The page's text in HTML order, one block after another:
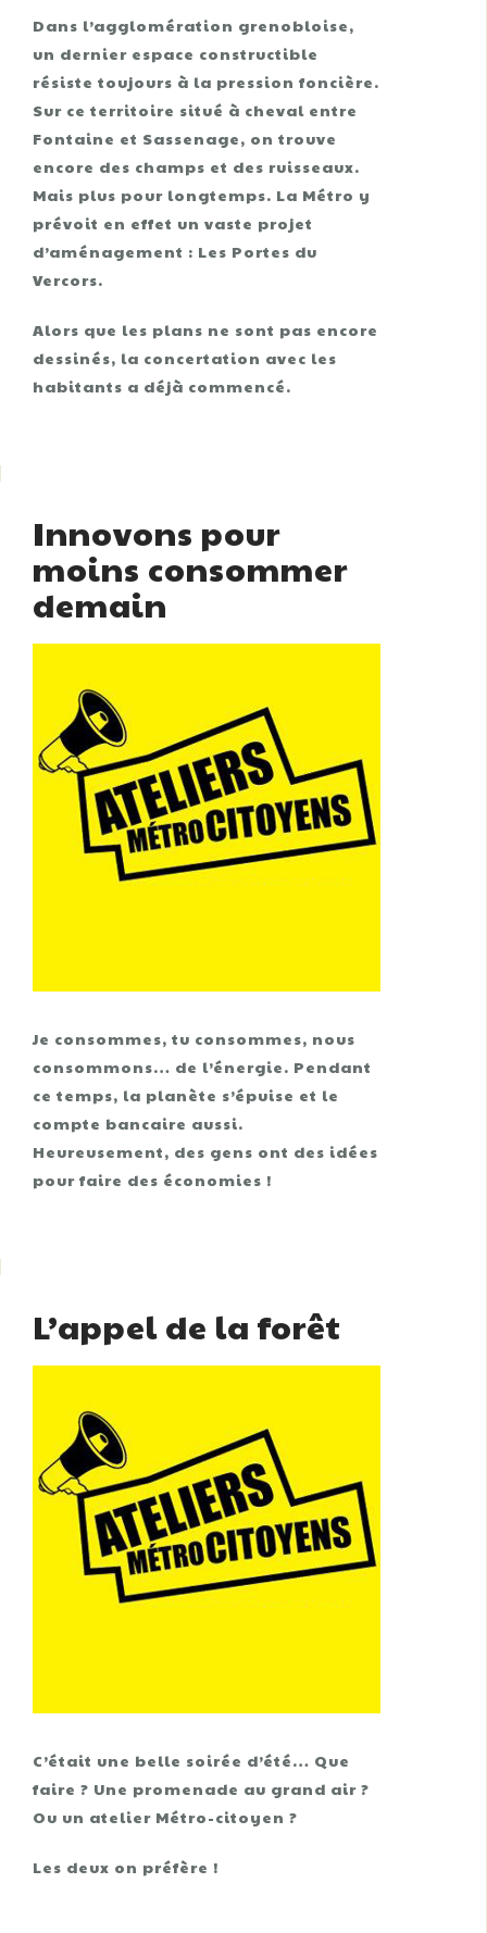
Dans l’agglomération grenobloise,
un dernier espace constructible
résiste toujours à la pression foncière.
Sur ce territoire situé à cheval entre
Fontaine et Sassenage, on trouve
encore des champs et des ruisseaux.
Mais plus pour longtemps. La Métro y
prévoit en effet un vaste projet
d’aménagement : Les Portes du
Vercors.
Alors que les plans ne sont pas encore
dessinés, la concertation avec les
habitants a déjà commencé.
Innovons pour
moins consommer
demain
Je consommes, tu consommes, nous
consommons… de l’énergie. Pendant
ce temps, la planète s’épuise et le
compte bancaire aussi.
Heureusement, des gens ont des idées
pour faire des économies !
L’appel de la forêt
C’était une belle soirée d’été… Que
faire ? Une promenade au grand air ?
Ou un atelier Métro-citoyen ?
Les deux on préfère !